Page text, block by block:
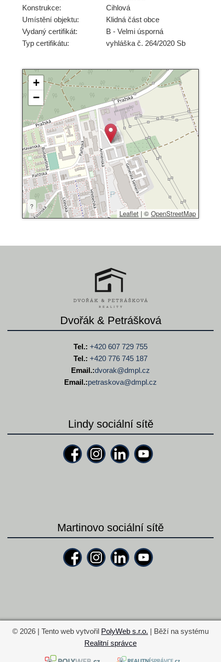
Konstrukce:
Cihlová
Umístění objektu:
Klidná část obce
Vydaný certifikát:
B - Velmi úsporná
Typ certifikátu:
vyhláška č. 264/2020 Sb
+
−
?
Leaflet | © OpenStreetMap
Dvořák & Petrášková
Tel.: +420 607 729 755
Tel.: +420 776 745 187
Email.:dvorak@dmpl.cz
Email.:petraskova@dmpl.cz
Lindy sociální sítě
Martinovo sociální sítě
© 2026 | Tento web vytvořil PolyWeb s.r.o. | Běží na systému
Realitní správce